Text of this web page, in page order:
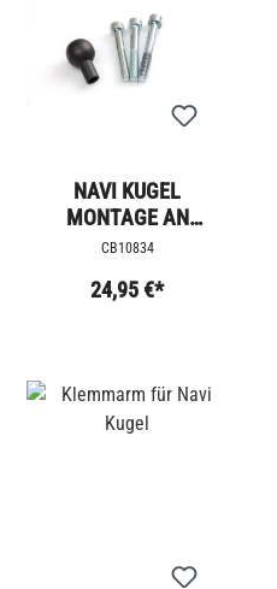
NAVI KUGEL
MONTAGE AN
LENKERKLEMMUNG
CB10834
24,95 €*